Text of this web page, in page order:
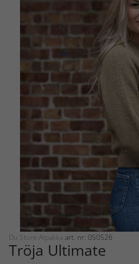
Du Store Alpakka art. nr: 050526
Tröja Ultimate